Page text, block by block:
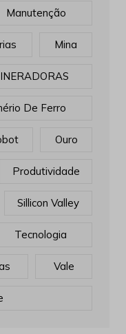
Manutenção
Mina
De Ferro
Ouro
Produtividade
Sillicon Valley
Tecnologia
Vale